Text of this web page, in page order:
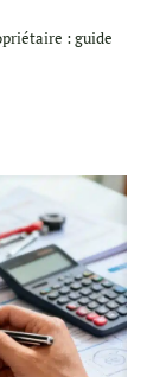
: guide